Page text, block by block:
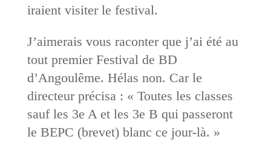
iraient visiter le festival.
J’aimerais vous raconter que j’ai été au
tout premier Festival de BD
d’Angoulême. Hélas non. Car le
directeur précisa : « Toutes les classes
sauf les 3e A et les 3e B qui passeront
le BEPC (brevet) blanc ce jour-là. »